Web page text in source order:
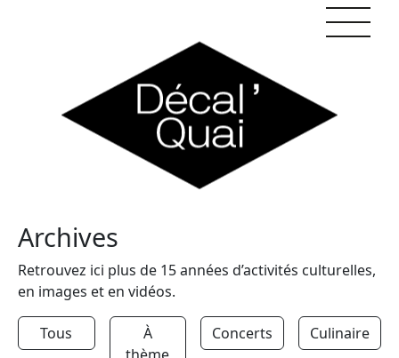
Archives
Retrouvez ici plus de 15 années d’activités culturelles,
en images et en vidéos.
Tous
À
Concerts Culinaire